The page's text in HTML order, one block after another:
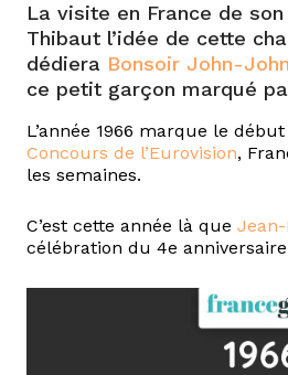
La visite en France de
Thibaut l’idée de cette
dédiera Bonsoir John-John
ce petit garçon marqué
L’année 1966 marque le
Concours de l’Eurovision,
les semaines.
C’est cette année là que
célébration du 4e